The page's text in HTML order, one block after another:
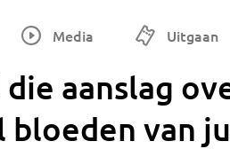
Media Uitgaan
aanslag
bloeden van